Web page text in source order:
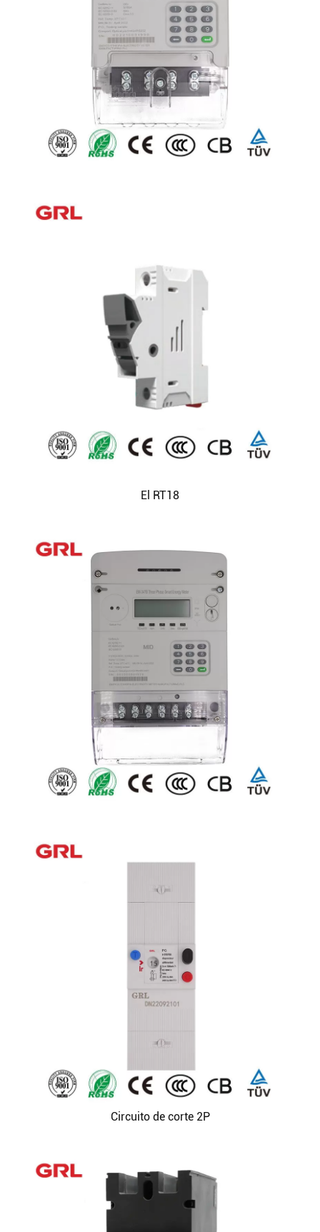
El RT18
Circuito de corte 2P
Buscar
Buscar